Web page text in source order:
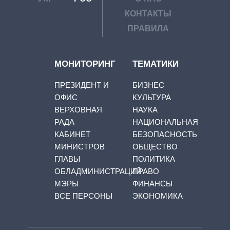
КОНТАКТЫ
ПРАВИЛА
МОНИТОРИНГ
ПРЕЗИДЕНТ И
ОФИС
ВЕРХОВНАЯ
РАДА
КАБИНЕТ
МИНИСТРОВ
ГЛАВЫ
ОБЛАДМИНИСТРАЦИЙ
МЭРЫ
ВСЕ ПЕРСОНЫ
ТЕМАТИКИ
БИЗНЕС
КУЛЬТУРА
НАУКА
НАЦИОНАЛЬНАЯ
БЕЗОПАСНОСТЬ
ОБЩЕСТВО
ПОЛИТИКА
ПРАВО
ФИНАНСЫ
ЭКОНОМИКА